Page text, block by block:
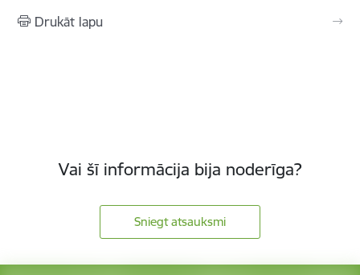
Drukāt lapu
Vai šī informācija bija noderīga?
Sniegt atsauksmi